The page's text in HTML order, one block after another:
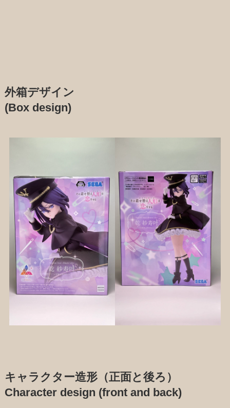
外箱デザイン
(Box design)
キャラクター造形（正面と後ろ）
Character design (front and back)